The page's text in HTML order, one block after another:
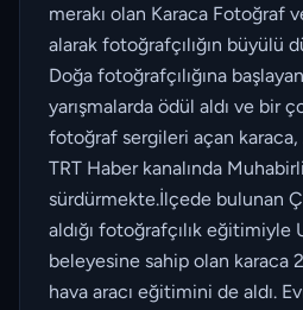
merakı olan Karaca Fotoğraf
alarak fotoğrafçılığın büyülü
Doğa fotoğrafçılığına
yarışmalarda ödül aldı ve bir
fotoğraf sergileri açan
TRT Haber kanalında
sürdürmekte.İlçede bulunan
aldığı fotoğrafçılık eğitimiyle
beleyesine sahip olan karaca
hava aracı eğitimini de aldı.